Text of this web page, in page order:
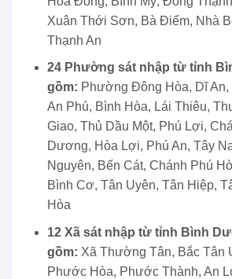
Xuân Thới Sơn, Bà Điểm, Nhà
Thạnh An
24 Phường sát nhập từ tỉnh
gồm: Phường Đông Hòa, Dĩ
An Phú, Bình Hòa, Lái Thiêu,
Giao, Thủ Dầu Một, Phú Lợi,
Dương, Hòa Lợi, Phú An, Tây
Nguyên, Bến Cát, Chánh Phú
Bình Cơ, Tân Uyên, Tân Hiệp,
Hòa
12 Xã sát nhập từ tỉnh Bình
gồm: Xã Thường Tân, Bắc Tân
Phước Hòa, Phước Thành, An